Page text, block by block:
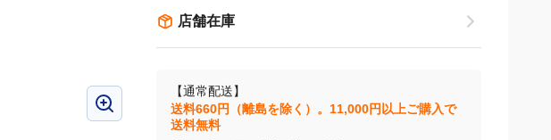
店舗在庫
【通常配送】
送料660円（離島を除く）。11,000円以上ご購入で
送料無料